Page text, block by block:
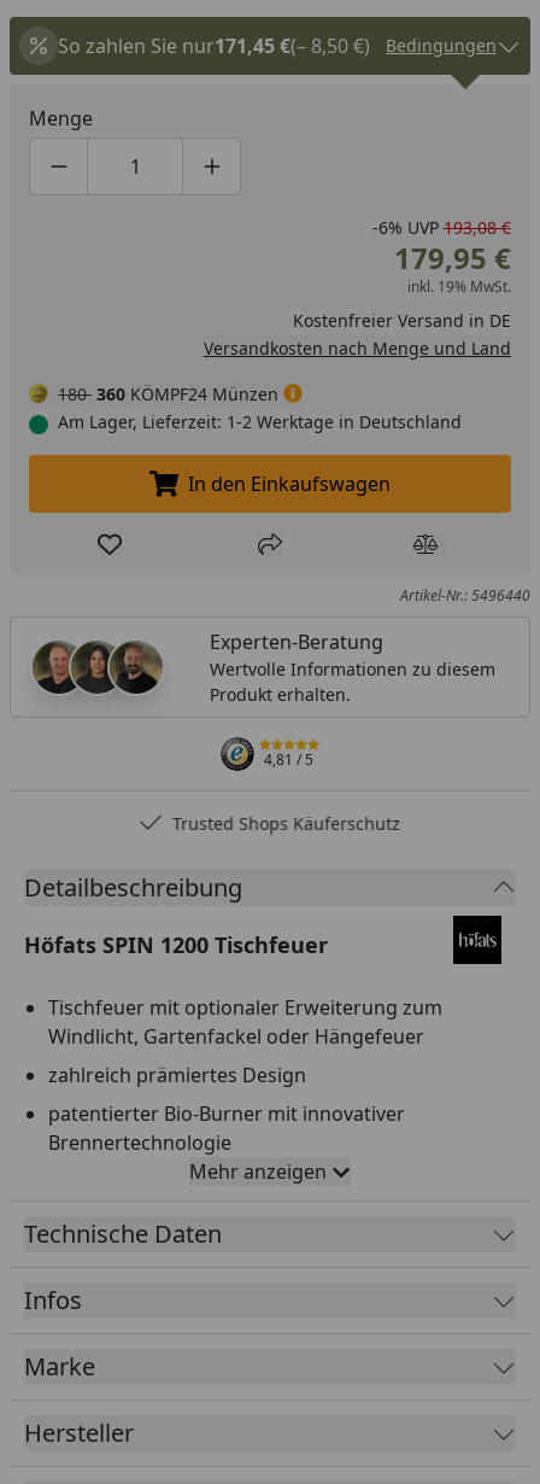
So zahlen Sie nur171,45 €(– 8,50 €) Bedingungen
Menge
Produktmenge um eins verringern
Produktmenge manuell eingeben
Produktmenge um eins erhöhen
-6% UVP 193,08 €
179,95 €
inkl. 19% MwSt.
Kostenfreier Versand in DE
Versandkosten nach Menge und Land
180 360 KÖMPF24 Münzen
Am Lager, Lieferzeit: 1-2 Werktage in Deutschland
In den Einkaufswagen legen
In den Einkaufswagen
Produkt zur Wunschliste hinzufügen
Teilen Produkt
Artikel-Nr.: 5496440
Experten-Beratung
Wertvolle Informationen zu diesem
Produkt erhalten.
4,81/ 5
Trusted Shops Käuferschutz
Detailbeschreibung
Höfats SPIN 1200 Tischfeuer
Tischfeuer mit optionaler Erweiterung zum
Windlicht, Gartenfackel oder Hängefeuer
zahlreich prämiertes Design
patentierter Bio-Burner mit innovativer
Brennertechnologie
klar strukturierte und sichtbare Flamme auch bei
Tageslicht
Brenndauer 100-150 min mit ca. 500 ml höfats
Brenndauer kann mit Eco-Ring um 50% erhöht
strahlt angenehme Wärme ab: bis zu 2000 W
sichere Verwendung auch im Innenraum, durch
Mehr anzeigen
Technische Daten
Infos
Marke
Hersteller